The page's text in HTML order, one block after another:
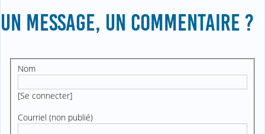
UN MESSAGE, UN COMMENTAIRE ?
Nom
[Se connecter]
Courriel (non publié)